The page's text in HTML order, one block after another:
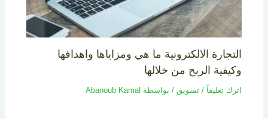
التجارة الالكترونية ما هي ومزاياها واهدافها
وكيفية الربح من خلالها
اترك تعليقاً /تسويق / بواسطة Abanoub Kamal